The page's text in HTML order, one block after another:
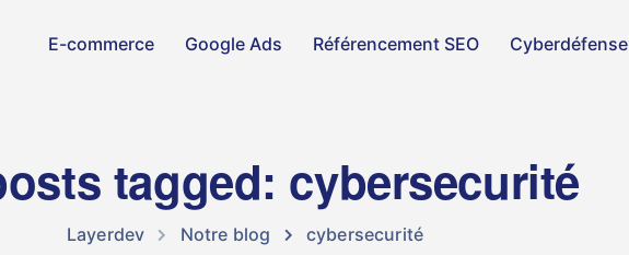
E-commerce Google Ads Référencement SEO Cyberdéfense
tagged: cybersecurité
Layerdev Notre blog cybersecurité